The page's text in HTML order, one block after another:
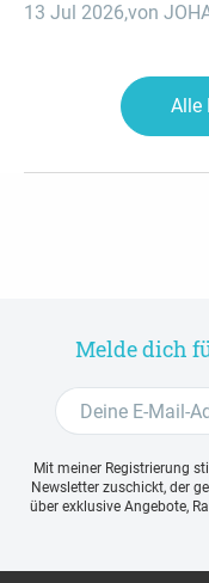
13 Jul 2026,von
Alle
Melde dich
Mit meiner Registrierung
Newsletter zuschickt, der
über exklusive Angebote,